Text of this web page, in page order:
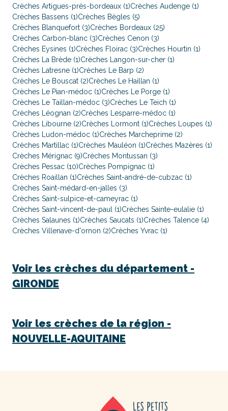
Crèches Artigues-près-bordeaux (1)Crèches Audenge (1)
Crèches Bassens (1)Crèches Bègles (5)
Crèches Blanquefort (3)Crèches Bordeaux (25)
Crèches Carbon-blanc (3)Crèches Cenon (3)
Crèches Eysines (1)Crèches Floirac (3)Crèches Hourtin (1)
Crèches La Brède (1)Crèches Langon-sur-cher (1)
Crèches Latresne (1)Crèches Le Barp (2)
Crèches Le Bouscat (2)Crèches Le Haillan (1)
Crèches Le Pian-médoc (1)Crèches Le Porge (1)
Crèches Le Taillan-médoc (3)Crèches Le Teich (1)
Crèches Léognan (2)Crèches Lesparre-médoc (1)
Crèches Libourne (2)Crèches Lormont (1)Crèches Loupes (1)
Crèches Ludon-médoc (1)Crèches Marcheprime (2)
Crèches Martillac (1)Crèches Mauléon (1)Crèches Mazères (1)
Crèches Mérignac (9)Crèches Montussan (3)
Crèches Pessac (10)Crèches Pompignac (1)
Crèches Roaillan (1)Crèches Saint-andré-de-cubzac (1)
Crèches Saint-médard-en-jalles (3)
Crèches Saint-sulpice-et-cameyrac (1)
Crèches Saint-vincent-de-paul (1)Crèches Sainte-eulalie (1)
Crèches Salaunes (1)Crèches Saucats (1)Crèches Talence (4)
Crèches Villenave-d'ornon (2)Crèches Yvrac (1)
Voir les crèches du département -
GIRONDE
Voir les crèches de la région -
NOUVELLE-AQUITAINE